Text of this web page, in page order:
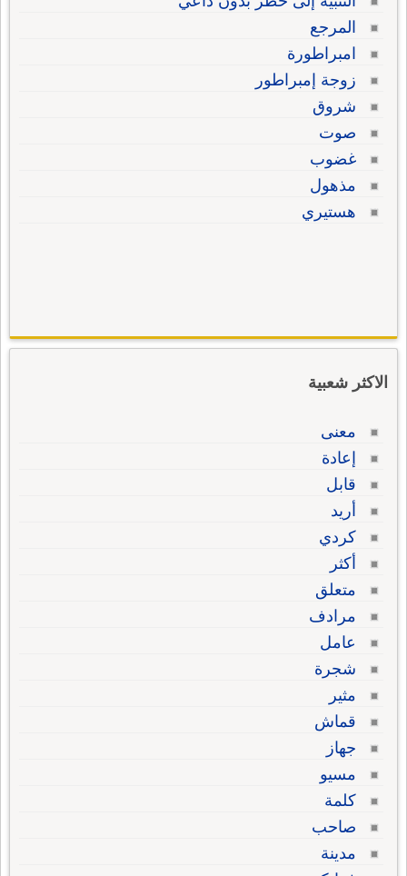
المرجع
امبراطورة
زوجة إمبراطور
شروق
صوت
غضوب
مذهول
هستيري
الاكثر شعبية
معنى
إعادة
قابل
أريد
كردي
أكثر
متعلق
مرادف
عامل
شجرة
مثير
قماش
جهاز
مسيو
كلمة
صاحب
مدينة